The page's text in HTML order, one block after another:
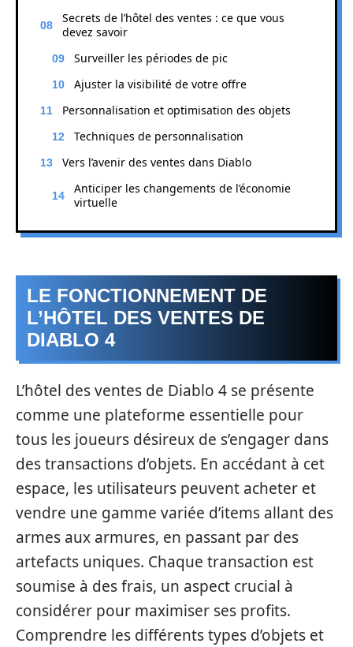
Secrets de l’hôtel des ventes : ce que vous
devez savoir
Surveiller les périodes de pic
Ajuster la visibilité de votre offre
Personnalisation et optimisation des objets
Techniques de personnalisation
Vers l’avenir des ventes dans Diablo
Anticiper les changements de l’économie
virtuelle
LE FONCTIONNEMENT DE
L’HÔTEL DES VENTES DE
DIABLO 4
L’hôtel des ventes de Diablo 4 se présente
comme une plateforme essentielle pour
tous les joueurs désireux de s’engager dans
des transactions d’objets. En accédant à cet
espace, les utilisateurs peuvent acheter et
vendre une gamme variée d’items allant des
armes aux armures, en passant par des
artefacts uniques. Chaque transaction est
soumise à des frais, un aspect crucial à
considérer pour maximiser ses profits.
Comprendre les différents types d’objets et